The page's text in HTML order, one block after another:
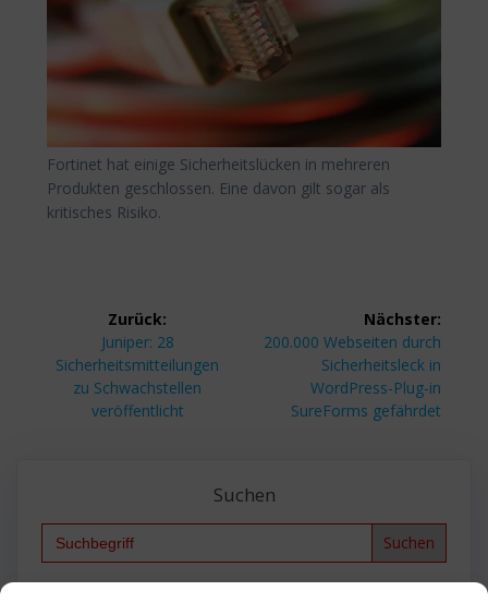
Fortinet hat einige Sicherheitslücken in mehreren
Produkten geschlossen. Eine davon gilt sogar als
kritisches Risiko.
Beitragsnavigation
Zurück:
Vorheriger
Beitrag:
Juniper: 28
Sicherheitsmitteilungen
zu Schwachstellen
veröffentlicht
Nächster:
Nächster
200.000 Webseiten durch
Sicherheitsleck in
WordPress-Plug-in
SureForms gefährdet
Suchen
Search